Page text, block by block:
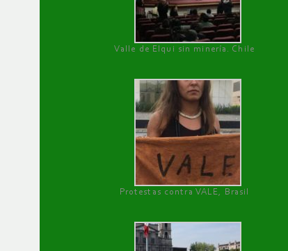
Valle de Elqui sin minería. Chile
Protestas contra VALE, Brasil